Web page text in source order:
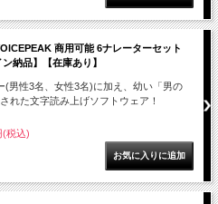
商用可能 6ナレーターセット
納品】【在庫あり】
(男性3名、女性3名)に加え、幼い「男の
れた文字読み上げソフトウェア！
(税込)